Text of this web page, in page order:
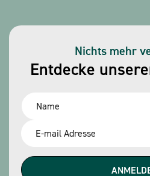
Entdecke
Nichts mehr